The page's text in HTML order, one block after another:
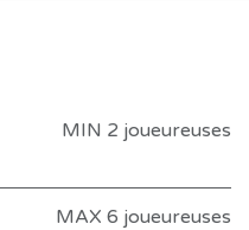
MIN 2 joueureuses
MAX 6 joueureuses